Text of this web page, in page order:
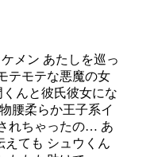
メン あたしを巡っ
テモテな悪魔の女
んと彼氏彼女にな
腰柔らか王子系イ
れちゃったの… あ
えても シュウくん